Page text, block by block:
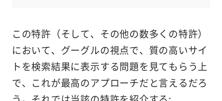
この特許（そして、その他の数多くの特許）
において、グーグルの視点で、質の高いサイ
トを検索結果に表示する問題を見てもらう上
で、これが最高のアプローチだと言えるだろ